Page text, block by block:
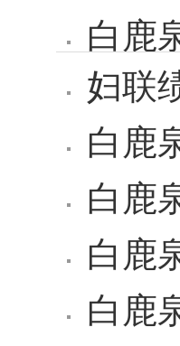
白鹿
妇联
白鹿
白鹿
白鹿
白鹿